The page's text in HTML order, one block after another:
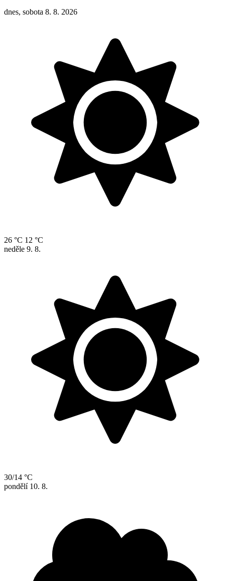
dnes, sobota 8. 8. 2026
26 °C 12 °C
neděle 9. 8.
30/14 °C
pondělí 10. 8.